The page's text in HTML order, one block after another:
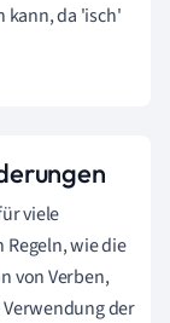
kann, da 'isch'
viele
Regeln, wie die
von Verben,
der